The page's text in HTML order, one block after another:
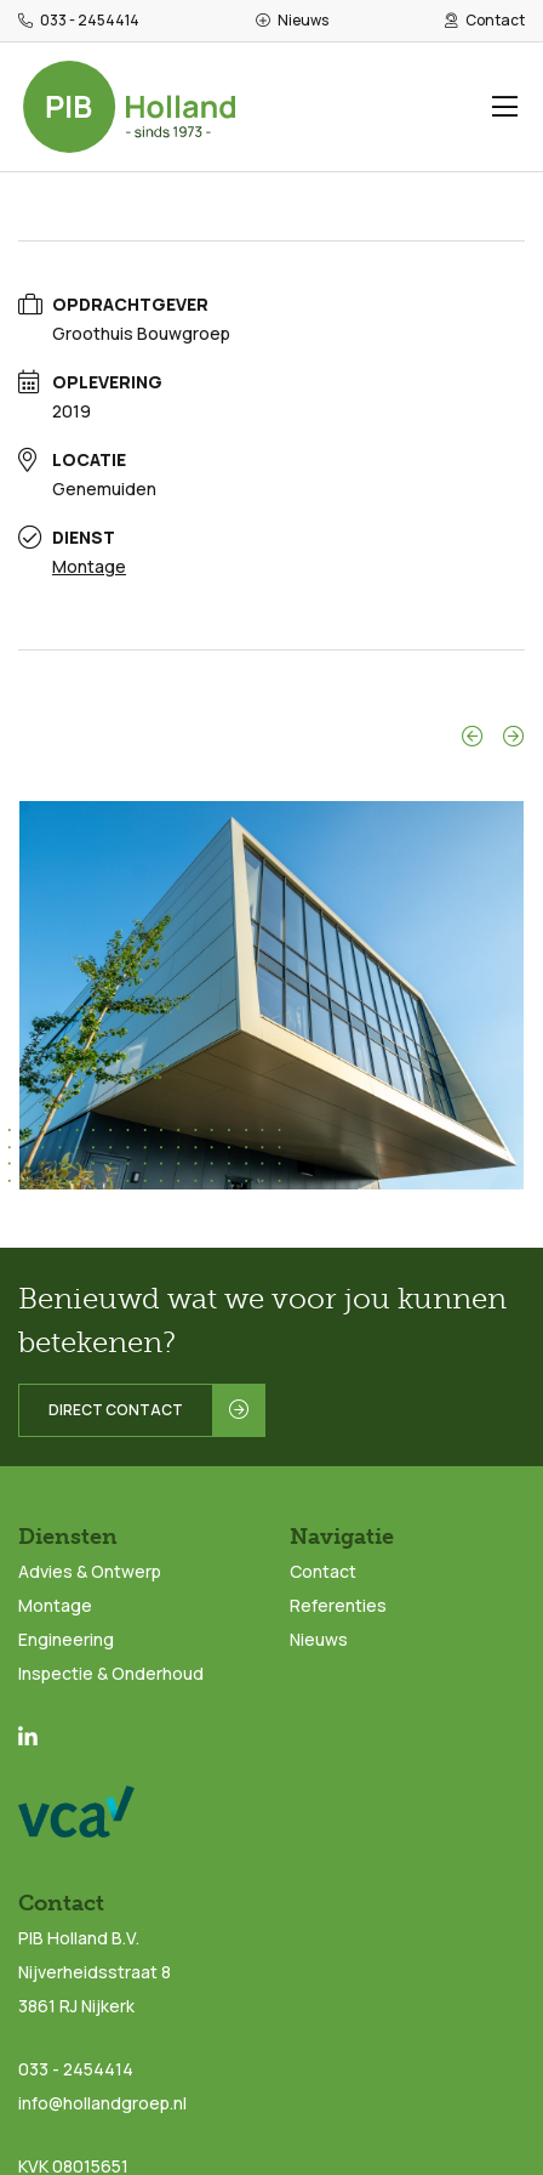
033 - 2454414 Nieuws Contact
Alluance, Genemuiden
OPDRACHTGEVER
Groothuis Bouwgroep
OPLEVERING
2019
LOCATIE
Genemuiden
DIENST
Montage
Benieuwd wat we voor jou kunnen
betekenen?
DIRECT CONTACT
Diensten
Advies & Ontwerp
Montage
Engineering
Inspectie & Onderhoud
Navigatie
Contact
Referenties
Nieuws
Contact
PIB Holland B.V.
Nijverheidsstraat 8
3861 RJ Nijkerk
033 - 2454414
info@hollandgroep.nl
KVK 08015651